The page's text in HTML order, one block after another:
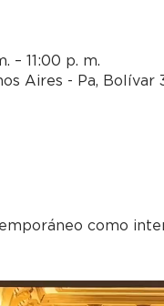
– 11:00 p. m.
Aires - Pa, Bolívar
como